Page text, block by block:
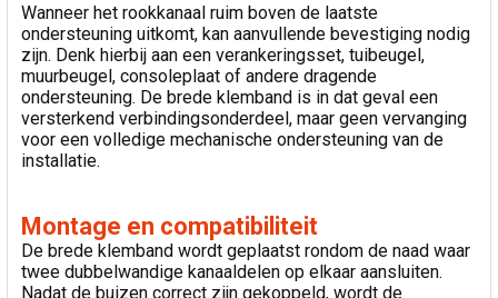
Wanneer het rookkanaal ruim boven de laatste
ondersteuning uitkomt, kan aanvullende bevestiging nodig
zijn. Denk hierbij aan een verankeringsset, tuibeugel,
muurbeugel, consoleplaat of andere dragende
ondersteuning. De brede klemband is in dat geval een
versterkend verbindingsonderdeel, maar geen vervanging
voor een volledige mechanische ondersteuning van de
installatie.
Montage en compatibiliteit
De brede klemband wordt geplaatst rondom de naad waar
twee dubbelwandige kanaaldelen op elkaar aansluiten.
Nadat de buizen correct zijn gekoppeld, wordt de